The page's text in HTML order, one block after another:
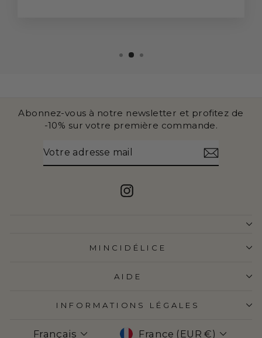
Abonnez-vous à notre newsletter et profitez de
-10% sur votre première commande.
ADRESSE
Instagram
MINCIDÉLICE
AIDE
INFORMATIONS LÉGALES
LANGUE
Français DEVISE
France (EUR €)